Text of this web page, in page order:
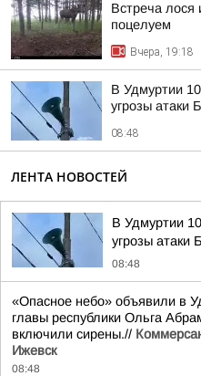
Встреча лося
поцелуем
Вчера, 19:18
В Удмуртии
угрозы
08:48
ЛЕНТА НОВОСТЕЙ
В Удмуртии
угрозы
08:48
«Опасное небо» объявили в
главы республики Ольга
включили сирены.//
Ижевск
08:48